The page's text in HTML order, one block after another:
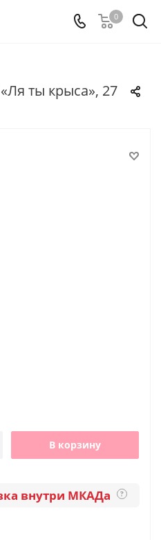
0
ты крыса», 27
В корзину
внутри МКАДа ?